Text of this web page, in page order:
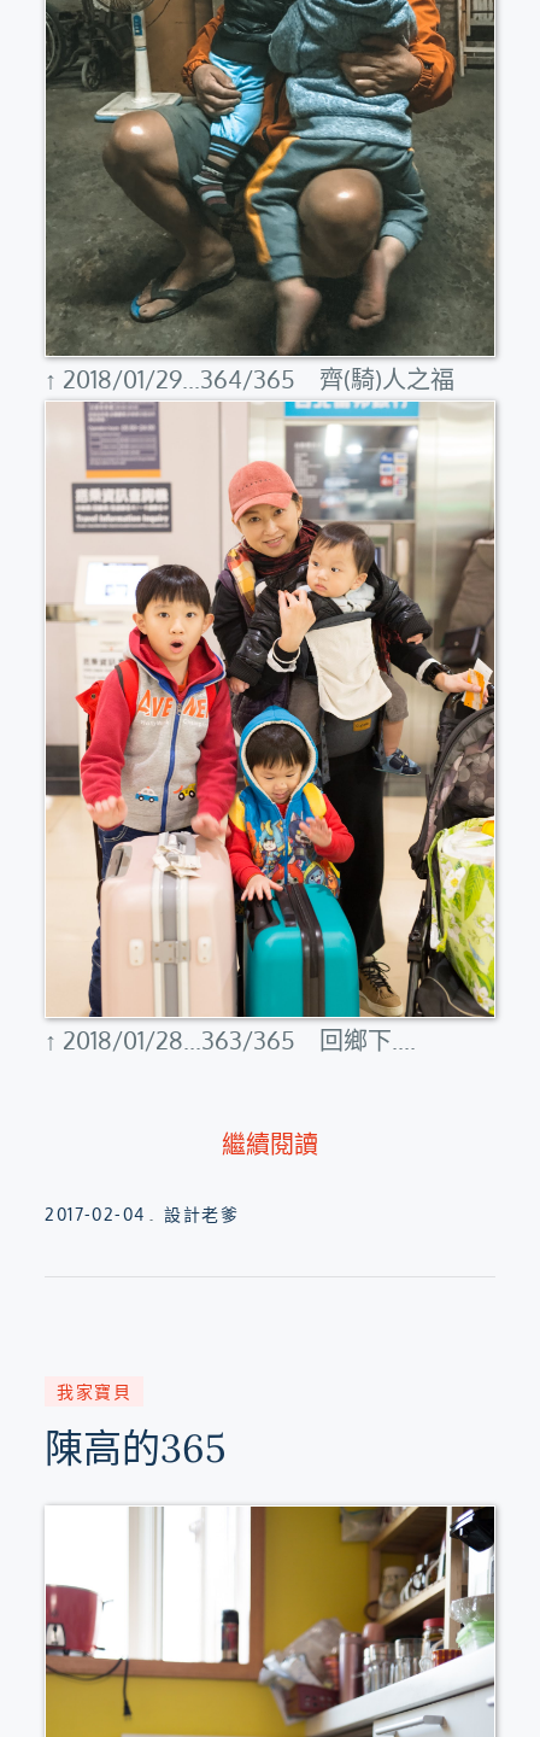
↑ 2018/01/29...364/365 齊(騎)人之福
↑ 2018/01/28...363/365 回鄉下....
繼續閱讀
Posted
2017-02-04 設計老爹
我家寶貝
陳高的365